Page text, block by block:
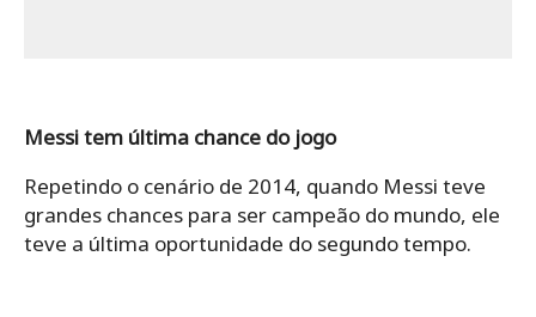
Messi tem última chance do jogo
Repetindo o cenário de 2014, quando Messi teve
grandes chances para ser campeão do mundo, ele
teve a última oportunidade do segundo tempo.